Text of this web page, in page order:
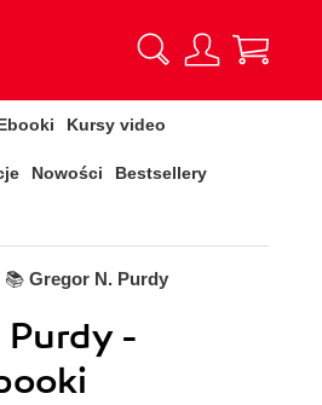
Kursy video
Nowości Bestsellery
📚 Gregor N. Purdy
Purdy -